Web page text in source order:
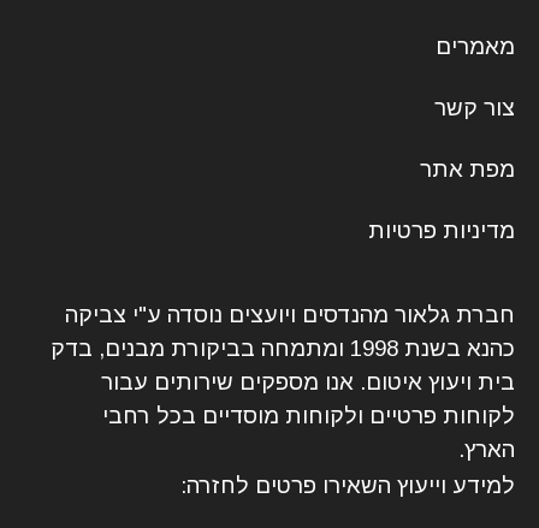
מאמרים
צור קשר
מפת אתר
מדיניות פרטיות
חברת גלאור מהנדסים ויועצים נוסדה ע"י צביקה
כהנא בשנת 1998 ומתמחה בביקורת מבנים, בדק
בית ויעוץ איטום. אנו מספקים שירותים עבור
לקוחות פרטיים ולקוחות מוסדיים בכל רחבי
הארץ.
למידע וייעוץ השאירו פרטים לחזרה: